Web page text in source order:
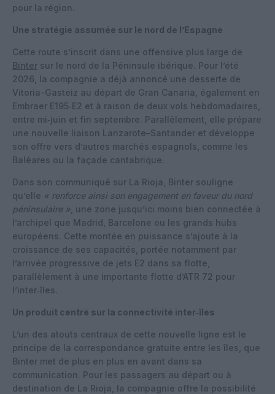
pour la région.
Une stratégie assumée sur le nord de l’Espagne
Cette route s’inscrit dans une offensive plus large de
Binter sur le nord de la Péninsule ibérique. Pour l’été
2026, la compagnie a déjà annoncé une desserte de
Vitoria-Gasteiz au départ de Gran Canaria, également en
Embraer E195‑E2 et à raison de deux vols hebdomadaires,
entre mi‑juin et fin septembre. Parallèlement, elle prépare
une nouvelle liaison Lanzarote–Santander et développe
son offre vers d’autres marchés espagnols, comme les
Baléares ou la façade cantabrique.
Dans son communiqué sur La Rioja, Binter souligne
qu’elle « renforce ainsi son engagement en faveur du nord
péninsulaire » , une zone jusqu’ici moins bien connectée à
l’archipel que Madrid, Barcelone ou les grands hubs
européens. Cette montée en puissance s’ajoute à la
croissance de ses capacités, portée notamment par
l’arrivée progressive de jets E2 dans sa flotte,
parallèlement à une importante flotte d’ATR 72 pour
l’inter‑îles.
Un produit centré sur la connectivité inter‑îles
L’un des atouts centraux de cette nouvelle ligne est le
principe de la correspondance gratuite entre les îles, que
Binter met de plus en plus en avant dans sa
communication. Pour les passagers au départ ou à
destination de La Rioja, la compagnie offre la possibilité